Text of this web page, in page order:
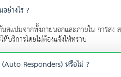
ย่างไร ?
สแปมจากทั้งภายนอกและภายใน การส่
บริการโดยไม่ต้องแจ้งให้ทราบ
Responders) หรือไม่ ?